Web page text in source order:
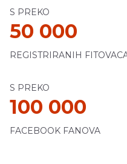
S PREKO
50 000
REGISTRIRANIH
S PREKO
100 000
FACEBOOK FANOVA